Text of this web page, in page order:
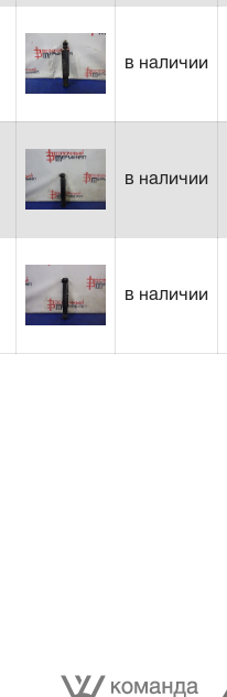
в наличии
в наличии
в наличии